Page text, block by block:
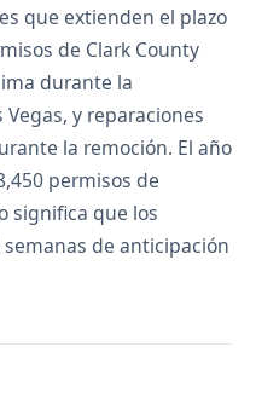
que extienden el plazo
de Clark County
durante la
y reparaciones
la remoción. El año
permisos de
significa que los
de anticipación